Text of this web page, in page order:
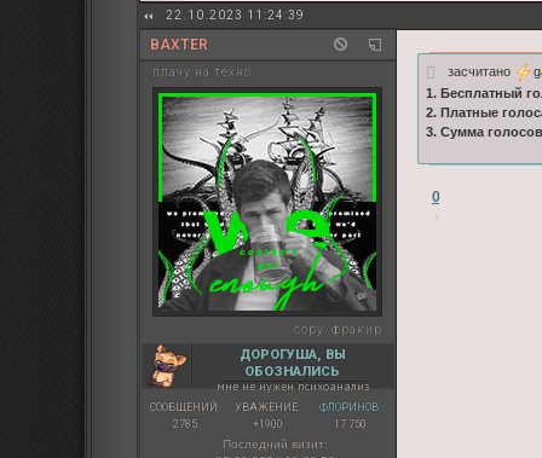
22.10.2023 11:24:39
BAXTER
плачу на техно
copy: фракир
ДОРОГУША, ВЫ
ОБОЗНАЛИСЬ
мне не нужен психоанализ
СООБЩЕНИЙ:
2785
УВАЖЕНИЕ:
+1900
ФЛОРИНОВ:
17 750
Последний визит:
засчитано
1. Бесплатный
2. Платные
3. Сумма
0